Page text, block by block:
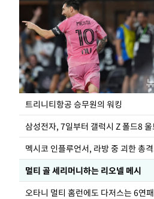
트리니티항공 승무원의 워킹
멀티 골 세리머니하는 리오넬 메시
오타니 멀티 홈런에도 다저스는 6연패